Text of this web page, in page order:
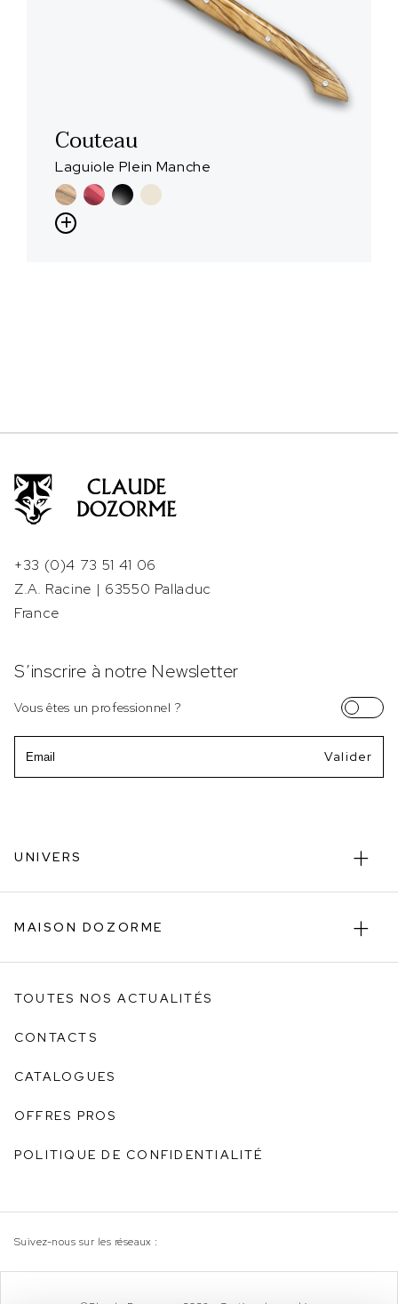
Couteau
Laguiole Plein Manche
+33 (0)4 73 51 41 06
Z.A. Racine | 63550 Palladuc
France
S’inscrire à notre Newsletter
Vous êtes un professionnel ?
Email
UNIVERS
MAISON DOZORME
TOUTES NOS ACTUALITÉS
CONTACTS
CATALOGUES
OFFRES PROS
POLITIQUE DE CONFIDENTIALITÉ
Suivez-nous sur les réseaux :